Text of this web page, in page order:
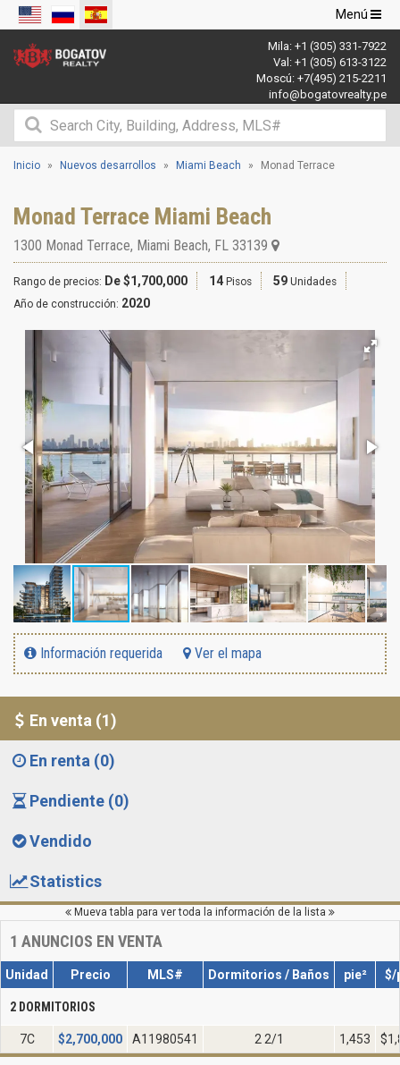
Navegación
de
palanca
Menú
Mila: +1 (305) 331-7922
Val: +1 (305) 613-3122
Moscú: +7(495) 215-2211
info@bogatovrealty.pe
Inicio Nuevos desarrollos Miami Beach Monad Terrace
Monad Terrace Miami Beach
1300 Monad Terrace, Miami Beach, FL 33139
Rango de precios: De $1,700,000 14 Pisos 59 Unidades
Año de construcción: 2020
Información requerida Ver el mapa
En venta (1)
En renta (0)
Pendiente (0)
Vendido
Statistics
Mueva tabla para ver toda la información de la lista
1 ANUNCIOS EN VENTA
Unidad Precio MLS# Dormitorios / Baños pie² $/
2 DORMITORIOS
7C $2,700,000 A11980541 2 2/1 1,453